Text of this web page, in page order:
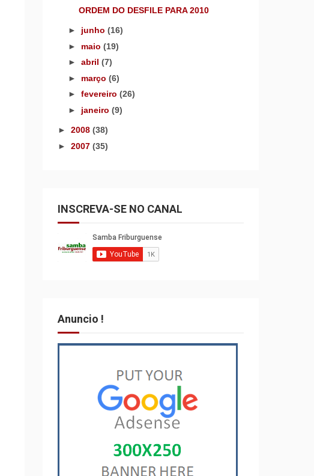
ORDEM DO DESFILE PARA 2010
► junho (16)
► maio (19)
► abril (7)
► março (6)
► fevereiro (26)
► janeiro (9)
► 2008 (38)
► 2007 (35)
INSCREVA-SE NO CANAL
Anuncio !